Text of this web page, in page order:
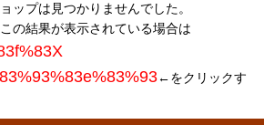
ップは見つかりませんでした。
の結果が表示されている場合は
←をクリックす